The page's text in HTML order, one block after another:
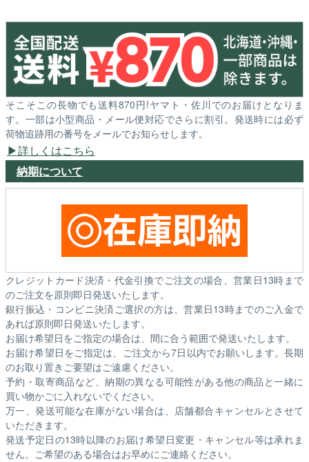
そこそこの長物でも送料870円!ヤマト・佐川でのお届けとなりま
す。一部は小型商品・メール便対応でさらに割引。発送時には必ず
荷物追跡用の番号をメールでお知らせします。
詳しくはこちら
納期について
クレジットカード決済・代金引換でご注文の場合、営業日13時まで
のご注文を原則即日発送いたします。
銀行振込・コンビニ決済ご選択の方は、営業日13時までのご入金で
あれば原則即日発送いたします。
お届け希望日をご指定の場合は、間に合う範囲で発送いたします。
お届け希望日をご指定は、ご注文から7日以内でお願いします。長期
のお取り置きご要望はご遠慮ください。
予約・取寄商品など、納期の異なる可能性がある他の商品と一緒に
買い物かごに入れないでください。
万一、発送可能な在庫がない場合は、店舗都合キャンセルとさせて
いただきます。
発送予定日の13時以降のお届け希望日変更・キャンセル等は承れま
せん。ご希望のある場合はお早めにご連絡ください。